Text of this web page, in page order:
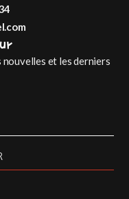
et les derniers